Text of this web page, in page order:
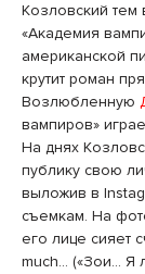
Козловский
«Академия
американской
крутит роман
Возлюбленную
вампиров»
На днях
публику свою
выложив в
съемкам. На
его лице сияет
much… («Зои… Я